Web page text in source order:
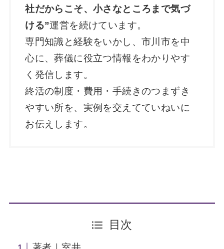
社だからこそ、小さなところまで気づ
ける”運営を続けています。
専門知識と経験をいかし、市川市を中
心に、葬儀に役立つ情報をわかりやす
く発信します。
終活の制度・費用・手続きのつまずき
やすい所を、実例を交えてていねいに
お伝えします。
目次